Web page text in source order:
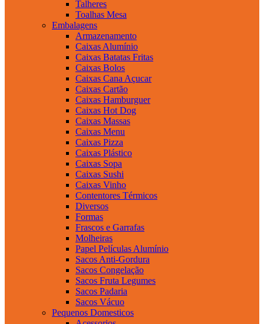
Talheres
Toalhas Mesa
Embalagens
Armazenamento
Caixas Alumínio
Caixas Batatas Fritas
Caixas Bolos
Caixas Cana Açucar
Caixas Cartão
Caixas Hamburguer
Caixas Hot Dog
Caixas Massas
Caixas Menu
Caixas Pizza
Caixas Plástico
Caixas Sopa
Caixas Sushi
Caixas Vinho
Contentores Térmicos
Diversos
Formas
Frascos e Garrafas
Molheiras
Papel Películas Alumínio
Sacos Anti-Gordura
Sacos Congelação
Sacos Fruta Legumes
Sacos Padaria
Sacos Vácuo
Pequenos Domesticos